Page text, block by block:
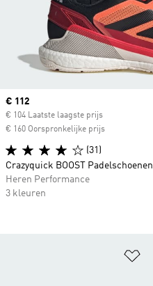
Current price
€ 112
€ 104 Laatste laagste prijs
€ 160 Oorspronkelijke prijs
(31)
Crazyquick BOOST Padelschoenen
Heren Performance
3 kleuren